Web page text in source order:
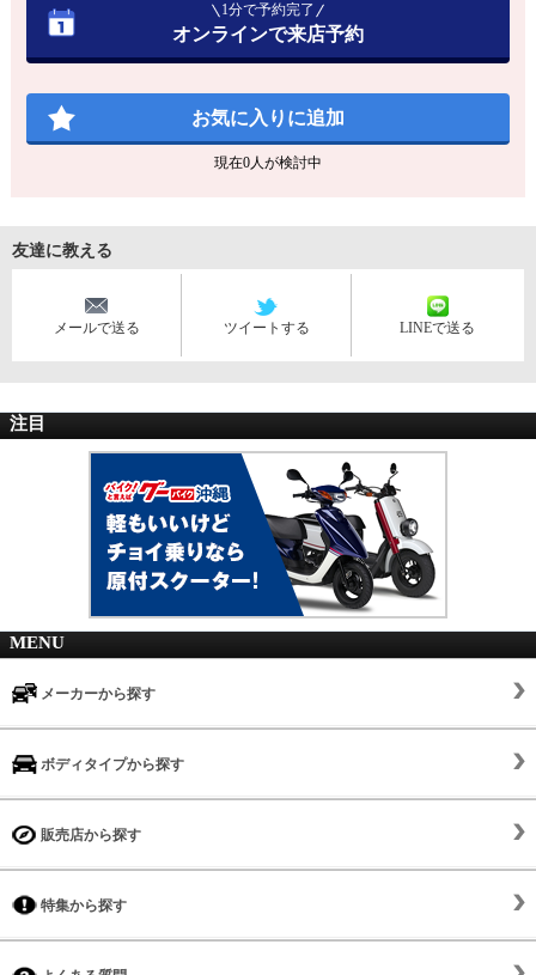
1分で予約完了
オンラインで来店予約
お気に入りに追加
現在0人が検討中
友達に教える
メールで送る ツイートする LINEで送る
注目
MENU
メーカーから探す
ボディタイプから探す
販売店から探す
特集から探す